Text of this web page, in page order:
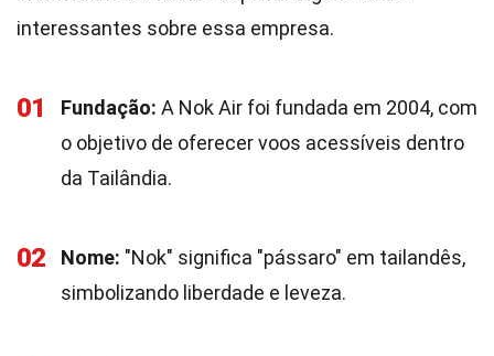
interessantes sobre essa empresa.
01 Fundação: A Nok Air foi fundada em 2004, com
o objetivo de oferecer voos acessíveis dentro
da Tailândia.
02 Nome: "Nok" significa "pássaro" em tailandês,
simbolizando liberdade e leveza.